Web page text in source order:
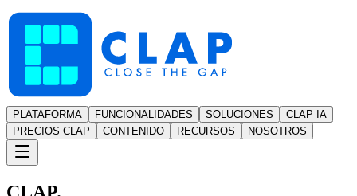
PLATAFORMA FUNCIONALIDADES SOLUCIONES
CLAP IA
PRECIOS CLAP
CONTENIDO RECURSOS NOSOTROS